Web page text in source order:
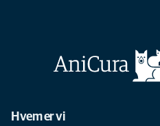
Hvem er vi